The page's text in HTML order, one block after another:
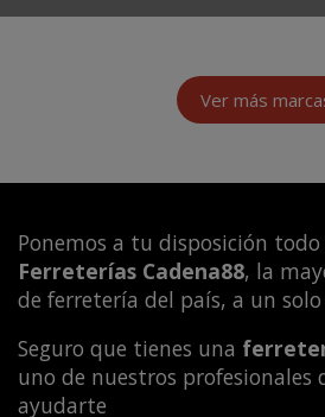
Ver más
Ponemos a tu disposición
Ferreterías Cadena88, la
de ferretería del país, a un
Seguro que tienes una
uno de nuestros profesionales
ayudarte